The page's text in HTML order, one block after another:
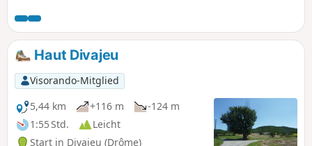
Haut Divajeu
Visorando-Mitglied
5,44 km
+116 m
-124 m
1:55 Std.
Leicht
Start in Divajeu (Drôme)